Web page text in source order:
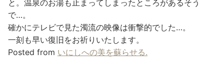
と。温泉のお湯も止まってしまったところがあるそう
で…。
確かにテレビで見た濁流の映像は衝撃的でした…。
一刻も早い復旧をお祈りいたします。
Posted from いにしへの美を蘇らせる.